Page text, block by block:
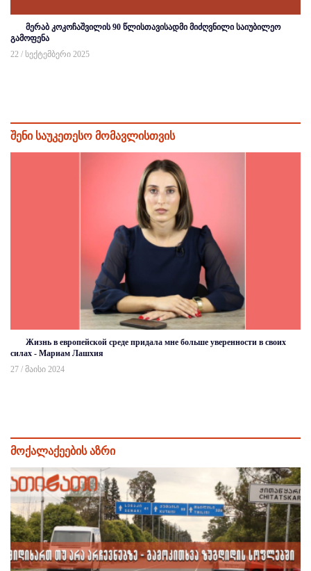
მერაბ კოკოჩაშვილის 90 წლისთავისადმი მიძღვნილი საიუბილეო
გამოფენა
22 / სექტემბერი 2025
შენი საუკეთესო მომავლისთვის
Жизнь в европейской среде придала мне больше уверенности в своих
силах - Мариам Лашхия
27 / მაისი 2024
მოქალაქეების აზრი